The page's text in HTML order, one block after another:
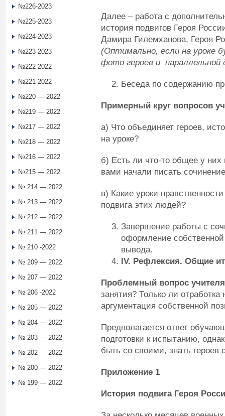
Далее – работа с
история подвигов Героя
Дамира Гилемханова, Героя
(Оптимально, если на уроке
фото героев и параллельной
Беседа по содержанию
Примерный круг вопросов
а) Что объединяет героев,
на уроке?
б) Есть ли что-то общее у них
вами начали писать
в) Какие уроки
подвига этих людей?
Завершение работы с
оформление
вывода.
IV. Рефлексия. Общие
Проблемный вопрос
занятия? Только ли
аргументация собственной
Предполагается ответ
подготовки к испытанию,
быть со своими, знать героев
Приложение 1
История подвига Героя
№226-2023
№225-2023
№224-2023
№223-2023
№222-2022
№221-2022
№220 — 2022
№219 — 2022
№217 — 2022
№218 — 2022
№216 — 2022
№215 — 2022
№ 214 — 2022
№ 213 — 2022
№ 212 — 2022
№ 211 — 2022
№ 210 -2022
№ 209 — 2022
№ 207 — 2022
№ 206 -2022
№ 205 — 2022
№ 204 — 2022
№ 203 — 2022
№ 202 — 2022
№ 200 — 2022
№ 199 — 2022